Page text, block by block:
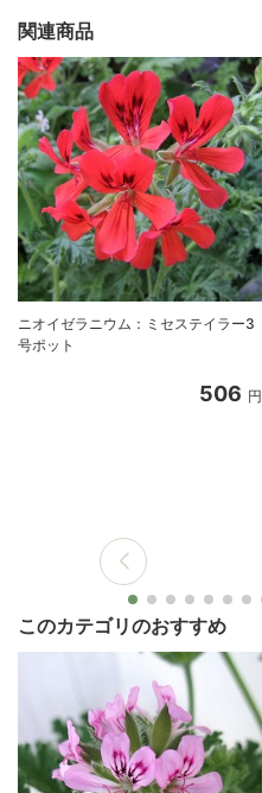
関連商品
ニオイゼラニウム：ミセステイラー3
号ポット
506 円
このカテゴリのおすすめ